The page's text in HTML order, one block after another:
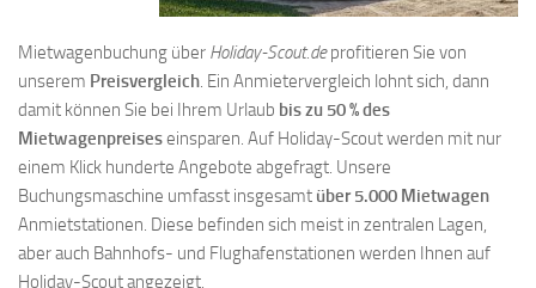
Mietwagenbuchung über Holiday-Scout.deprofitieren Sie von
unserem Preisvergleich. Ein Anmietervergleich lohnt sich, dann
damit können Sie bei Ihrem Urlaub bis zu 50 % des
Mietwagenpreiseseinsparen. Auf Holiday-Scout werden mit nur
einem Klick hunderte Angebote abgefragt. Unsere
Buchungsmaschine umfasst insgesamt über 5.000 Mietwagen
Anmietstationen. Diese befinden sich meist in zentralen Lagen,
aber auch Bahnhofs- und Flughafenstationen werden Ihnen auf
Holiday-Scout angezeigt.